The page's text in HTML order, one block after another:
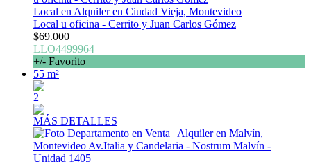
Local en Alquiler en Ciudad Vieja, Montevideo
Local u oficina - Cerrito y Juan Carlos Gómez
$69.000
LLO4499964
+/- Favorito
55 m²
2
MÁS DETALLES